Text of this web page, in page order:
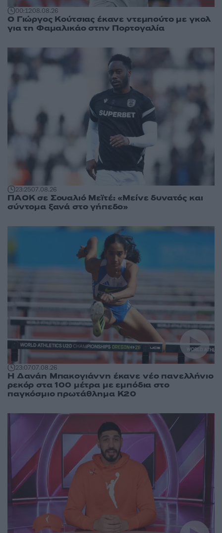
00:1208.08.26
Ο Γιώργος Κούτσιας έκανε ντεμπούτο με γκολ
για τη Φαμαλικάο στην Πορτογαλία
23:2507.08.26
ΠΑΟΚ σε Σουαλιό Μεϊτέ: «Μείνε δυνατός και
σύντομα ξανά στο γήπεδο»
23:0707.08.26
Η Δανάη Μπακογιάννη έκανε νέο πανελλήνιο
ρεκόρ στα 100 μέτρα με εμπόδια στο
παγκόσμιο πρωτάθλημα Κ20